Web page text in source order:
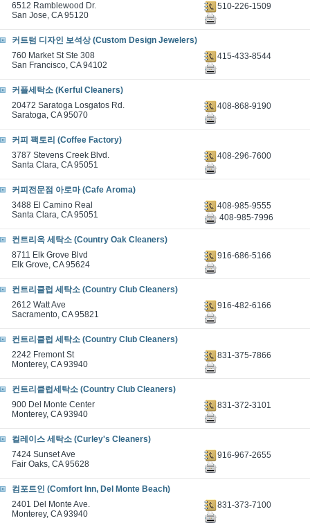
6512 Ramblewood Dr.
San Jose, CA 95120
510-226-1509
커트텀 디자인 보석상 (Custom Design Jewelers)
760 Market St Ste 308
San Francisco, CA 94102
415-433-8544
커플세탁소 (Kerful Cleaners)
20472 Saratoga Losgatos Rd.
Saratoga, CA 95070
408-868-9190
커피 팩토리 (Coffee Factory)
3787 Stevens Creek Blvd.
Santa Clara, CA 95051
408-296-7600
커피전문점 아로마 (Cafe Aroma)
3488 El Camino Real
Santa Clara, CA 95051
408-985-9555
408-985-7996
컨트리옥 세탁소 (Country Oak Cleaners)
8711 Elk Grove Blvd
Elk Grove, CA 95624
916-686-5166
컨트리클럽 세탁소 (Country Club Cleaners)
2612 Watt Ave
Sacramento, CA 95821
916-482-6166
컨트리클럽 세탁소 (Country Club Cleaners)
2242 Fremont St
Monterey, CA 93940
831-375-7866
컨트리클럽세탁소 (Country Club Cleaners)
900 Del Monte Center
Monterey, CA 93940
831-372-3101
컬레이스 세탁소 (Curley's Cleaners)
7424 Sunset Ave
Fair Oaks, CA 95628
916-967-2655
컴포트인 (Comfort Inn, Del Monte Beach)
2401 Del Monte Ave.
Monterey, CA 93940
831-373-7100